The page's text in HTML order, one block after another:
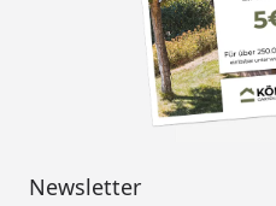
Newsletter